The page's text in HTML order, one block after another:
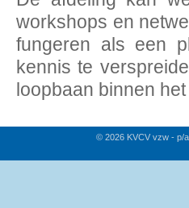
workshops en
fungeren als een
kennis te
loopbaan binnen
© 2026 KVCV vzw - p/